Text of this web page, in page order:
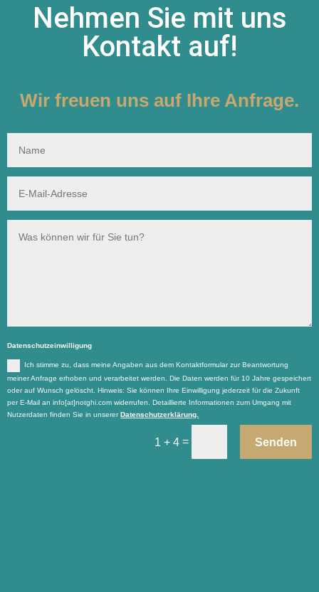
Nehmen Sie mit uns
Kontakt auf!
Wir freuen uns auf Ihre Anfrage.
Datenschutzeinwilligung
Ich stimme zu, dass meine Angaben aus dem Kontaktformular zur Beantwortung
meiner Anfrage erhoben und verarbeitet werden. Die Daten werden für 10 Jahre gespeichert
oder auf Wunsch gelöscht. Hinweis: Sie können Ihre Einwilligung jederzeit für die Zukunft
per E-Mail an info[at]notghi.com widerrufen. Detaillierte Informationen zum Umgang mit
Nutzerdaten finden Sie in unsererDatenschutzerklärung.
1 + 4 = Senden